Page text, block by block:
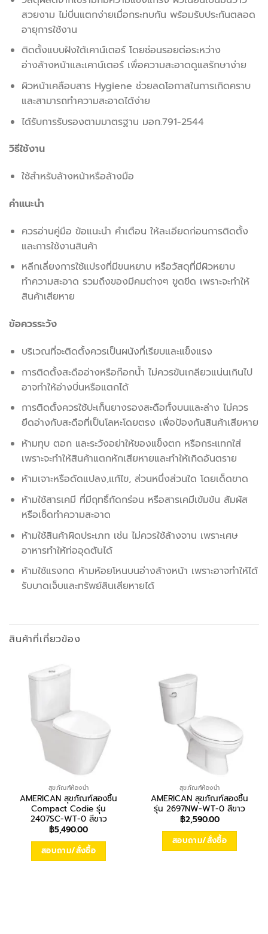
สวยงาม ไม่บิ่นแตกง่ายเมื่อกระทบกัน พร้อมรับประกันตลอด
อายุการใช้งาน
ติดตั้งแบบฝังใต้เคาน์เตอร์ โดยซ่อนรอยต่อระหว่าง
อ่างล้างหน้าและเคาน์เตอร์ เพื่อความสะอาดดูแลรักษาง่าย
ผิวหน้าเคลือบสาร Hygiene ช่วยลดโอกาสในการเกิดคราบ
และสามารถทำความสะอาดได้ง่าย
ได้รับการรับรองตามมาตรฐาน มอก.791-2544
วิธีใช้งาน
ใช้สำหรับล้างหน้าหรือล้างมือ
คำแนะนำ
ควรอ่านคู่มือ ข้อแนะนำ คำเตือน ให้ละเอียดก่อนการติดตั้ง
และการใช้งานสินค้า
หลีกเลี่ยงการใช้แปรงที่มีขนหยาบ หรือวัสดุที่มีผิวหยาบ
ทำความสะอาด รวมถึงของมีคมต่างๆ ขูดขีด เพราะจะทำให้
สินค้าเสียหาย
ข้อควรระวัง
บริเวณที่จะติดตั้งควรเป็นผนังที่เรียบและแข็งแรง
การติดตั้งสะดืออ่างหรือก๊อกน้ำ ไม่ควรขันเกลียวแน่นเกินไป
อาจทำให้อ่างบิ่นหรือแตกได้
การติดตั้งควรใช้ปะเก็นยางรองสะดือทั้งบนและล่าง ไม่ควร
ยึดอ่างกับสะดือที่เป็นโลหะโดยตรง เพื่อป้องกันสินค้าเสียหาย
ห้ามทุบ ตอก และระวังอย่าให้ของแข็งตก หรือกระแทกใส่
เพราะจะทำให้สินค้าแตกหักเสียหายและทำให้เกิดอันตราย
ห้ามเจาะหรือดัดแปลง,แก้ไข, ส่วนหนึ่งส่วนใด โดยเด็ดขาด
ห้ามใช้สารเคมี ที่มีฤทธิ์กัดกร่อน หรือสารเคมีเข้มข้น สัมผัส
หรือเช็ดทำความสะอาด
ห้ามใช้สินค้าผิดประเภท เช่น ไม่ควรใช้ล้างจาน เพราะเศษ
อาหารทำให้ท่ออุดตันได้
ห้ามใช้แรงกด ห้ามห้อยโหนบนอ่างล้างหน้า เพราะอาจทำให้ได้
รับบาดเจ็บและทรัพย์สินเสียหายได้
สินค้าที่เกี่ยวข้อง
สุขภัณฑ์ห้องน้ำ
AMERICAN สุขภัณฑ์สองชิ้น
Compact Codie รุ่น
2407SC-WT-0 สีขาว
฿5,490.00
สอบถาม/สั่งซื้อ
สุขภัณฑ์ห้องน้ำ
AMERICAN สุขภัณฑ์สองชิ้น
รุ่น 2697NW-WT-0 สีขาว
฿2,590.00
สอบถาม/สั่งซื้อ